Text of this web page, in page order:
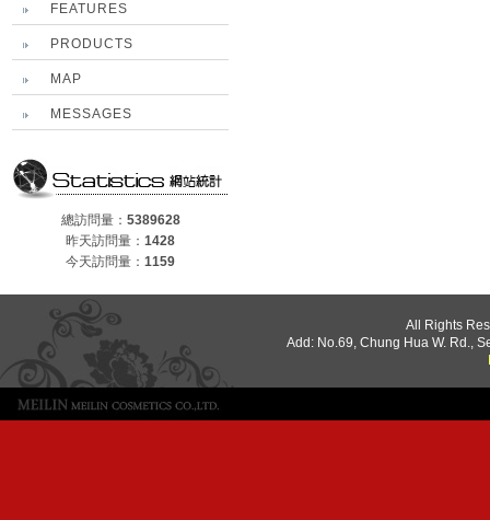
FEATURES
PRODUCTS
MAP
MESSAGES
總訪問量： 5389628
昨天訪問量： 1428
今天訪問量： 1159
All Rights
Add: No.69, Chung Hua W. Rd.,